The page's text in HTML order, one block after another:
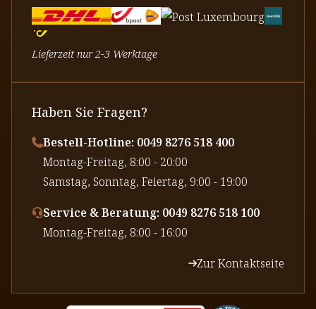
Lieferzeit nur 2-3 Werktage
Haben Sie Fragen?
Bestell-Hotline: 0049 8276 518 400
⁠Montag-Freitag, 8:00 - 20:00
⁠Samstag, Sonntag, Feiertag, 9:00 - 19:00
Service & Beratung: 0049 8276 518 100
⁠Montag-Freitag, 8:00 - 16:00
Zur Kontaktseite